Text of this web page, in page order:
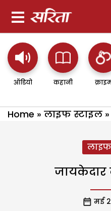
ऑडियो कहानी
Home » लाइफ स्टाइल »
जायकेदार
मई